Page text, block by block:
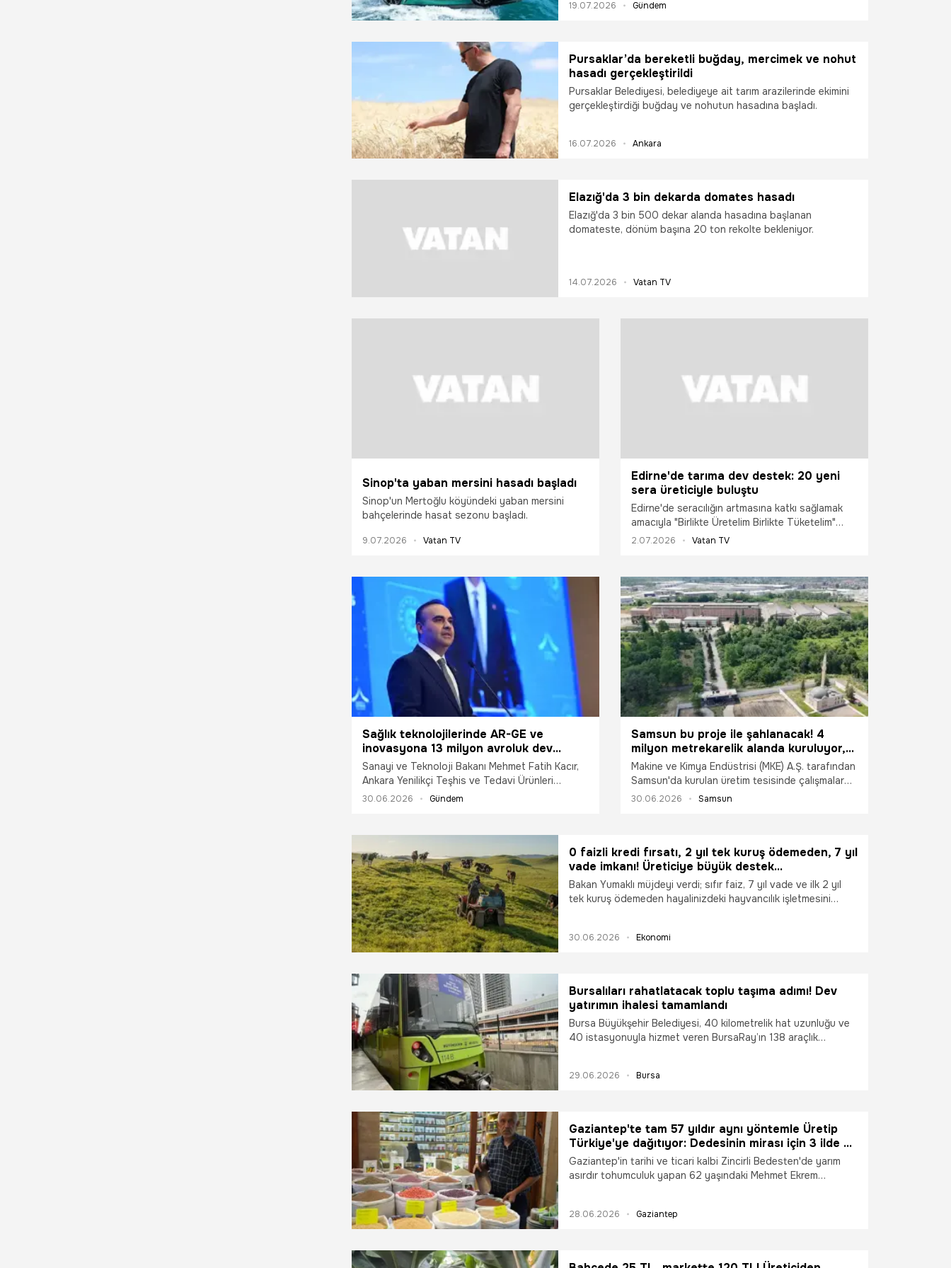
19.07.2026 Gündem
Pursaklar’da bereketli buğday, mercimek ve nohut
hasadı gerçekleştirildi
Pursaklar Belediyesi, belediyeye ait tarım arazilerinde ekimini
gerçekleştirdiği buğday ve nohutun hasadına başladı.
16.07.2026 Ankara
Elazığ'da 3 bin dekarda domates hasadı
Elazığ'da 3 bin 500 dekar alanda hasadına başlanan
domateste, dönüm başına 20 ton rekolte bekleniyor.
14.07.2026 Vatan TV
Sinop'ta yaban mersini hasadı başladı
Sinop'un Mertoğlu köyündeki yaban mersini
bahçelerinde hasat sezonu başladı.
9.07.2026 Vatan TV
Edirne'de tarıma dev destek: 20 yeni
sera üreticiyle buluştu
Edirne'de seracılığın artmasına katkı sağlamak
amacıyla "Birlikte Üretelim Birlikte Tüketelim"
projesi çerçevesinde kurulan 20 plastik örtülü
2.07.2026 Vatan TV
Sağlık teknolojilerinde AR-GE ve
inovasyona 13 milyon avroluk dev
yatırım
Sanayi ve Teknoloji Bakanı Mehmet Fatih Kacır,
Ankara Yenilikçi Teşhis ve Tedavi Ürünleri
Geliştirme Merkezi’nin (AnkaTheraHub) açılışında
kapasitesine önemli katkı sunacağını söyledi.
30.06.2026 Gündem
Samsun bu proje ile şahlanacak! 4
milyon metrekarelik alanda kuruluyor,
2026’nın ikinci yarısında faaliyete
başlayacak
Makine ve Kimya Endüstrisi (MKE) A.Ş. tarafından
Samsun'da kurulan üretim tesisinde çalışmalar
sürerken, 2026 yılının ikinci yarısında faaliyete
30.06.2026 Samsun
0 faizli kredi fırsatı, 2 yıl tek kuruş ödemeden, 7 yıl
vade imkanı! Üreticiye büyük destek...
Bakan Yumaklı müjdeyi verdi; sıfır faiz, 7 yıl vade ve ilk 2 yıl
tek kuruş ödemeden hayalinizdeki hayvancılık işletmesini
30.06.2026 Ekonomi
Bursalıları rahatlatacak toplu taşıma adımı! Dev
yatırımın ihalesi tamamlandı
Bursa Büyükşehir Belediyesi, 40 kilometrelik hat uzunluğu ve
40 istasyonuyla hizmet veren BursaRay’ın 138 araçlık
29.06.2026 Bursa
Gaziantep'te tam 57 yıldır aynı yöntemle Üretip
Türkiye'ye dağıtıyor: Dedesinin mirası için 3 ilde 3
bin dönümü ayağa kaldırdı!
Gaziantep'in tarihi ve ticari kalbi Zincirli Bedesten'de yarım
asırdır tohumculuk yapan 62 yaşındaki Mehmet Ekrem
dönüştürdü. Kahramanmaraş, Malatya ve Adıyaman
üreten Sebzeci, sertifikalandırdığı yerli tohumları Türkiye’nin
28.06.2026 Gaziantep